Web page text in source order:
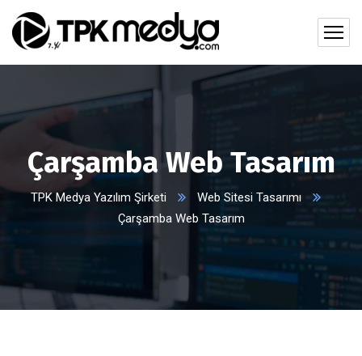
Çarşamba Web Tasarım
TPK Medya Yazılım Şirketi
Web Sitesi Tasarımı
Çarşamba Web Tasarım